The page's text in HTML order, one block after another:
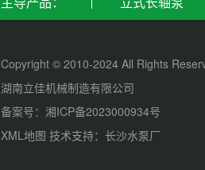
Copyright ©
湖南立佳机械制造
备案号：湘ICP备
XML地图技术支持